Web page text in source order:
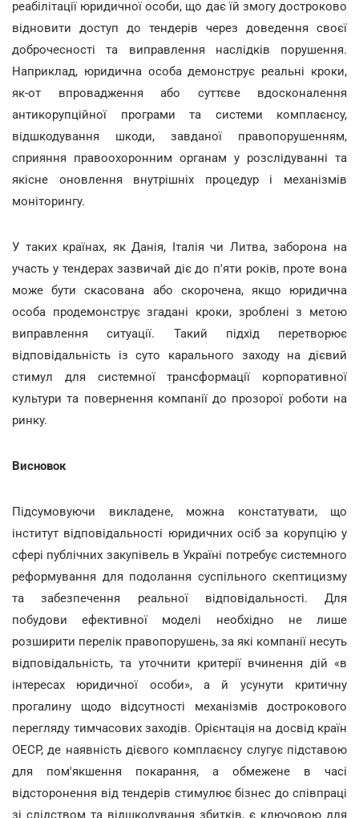
реабілітації юридичної особи, що дає їй змогу достроково
відновити доступ до тендерів через доведення своєї
доброчесності та виправлення наслідків порушення.
Наприклад, юридична особа демонструє реальні кроки,
як-от впровадження або суттєве вдосконалення
антикорупційної програми та системи комплаєнсу,
відшкодування шкоди, завданої правопорушенням,
сприяння правоохоронним органам у розслідуванні та
якісне оновлення внутрішніх процедур і механізмів
моніторингу.
У таких країнах, як Данія, Італія чи Литва, заборона на
участь у тендерах зазвичай діє до п'яти років, проте вона
може бути скасована або скорочена, якщо юридична
особа продемонструє згадані кроки, зроблені з метою
виправлення ситуації. Такий підхід перетворює
відповідальність із суто карального заходу на дієвий
стимул для системної трансформації корпоративної
культури та повернення компанії до прозорої роботи на
ринку.
Висновок
Підсумовуючи викладене, можна констатувати, що
інститут відповідальності юридичних осіб за корупцію у
сфері публічних закупівель в Україні потребує системного
реформування для подолання суспільного скептицизму
та забезпечення реальної відповідальності. Для
побудови ефективної моделі необхідно не лише
розширити перелік правопорушень, за які компанії несуть
відповідальність, та уточнити критерії вчинення дій «в
інтересах юридичної особи», а й усунути критичну
прогалину щодо відсутності механізмів дострокового
перегляду тимчасових заходів. Орієнтація на досвід країн
ОЕСР, де наявність дієвого комплаєнсу слугує підставою
для пом'якшення покарання, а обмежене в часі
відсторонення від тендерів стимулює бізнес до співпраці
зі слідством та відшкодування збитків, є ключовою для